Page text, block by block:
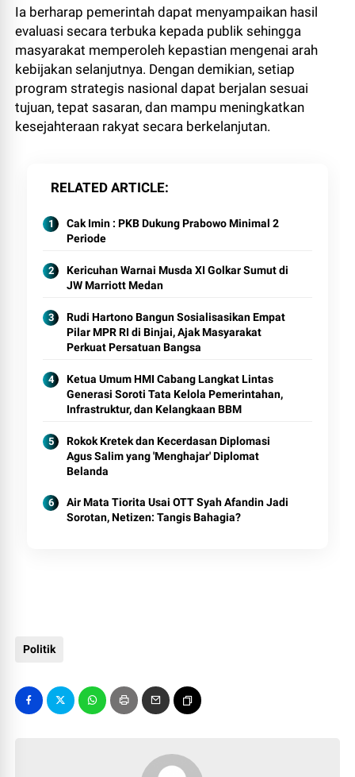
Ia berharap pemerintah dapat menyampaikan hasil
evaluasi secara terbuka kepada publik sehingga
masyarakat memperoleh kepastian mengenai arah
kebijakan selanjutnya. Dengan demikian, setiap
program strategis nasional dapat berjalan sesuai
tujuan, tepat sasaran, dan mampu meningkatkan
kesejahteraan rakyat secara berkelanjutan.
RELATED ARTICLE
Cak Imin : PKB Dukung Prabowo Minimal 2
Periode
Kericuhan Warnai Musda XI Golkar Sumut di
JW Marriott Medan
Rudi Hartono Bangun Sosialisasikan Empat
Pilar MPR RI di Binjai, Ajak Masyarakat
Perkuat Persatuan Bangsa
Ketua Umum HMI Cabang Langkat Lintas
Generasi Soroti Tata Kelola Pemerintahan,
Infrastruktur, dan Kelangkaan BBM
Rokok Kretek dan Kecerdasan Diplomasi
Agus Salim yang 'Menghajar' Diplomat
Belanda
Air Mata Tiorita Usai OTT Syah Afandin Jadi
Sorotan, Netizen: Tangis Bahagia?
Politik